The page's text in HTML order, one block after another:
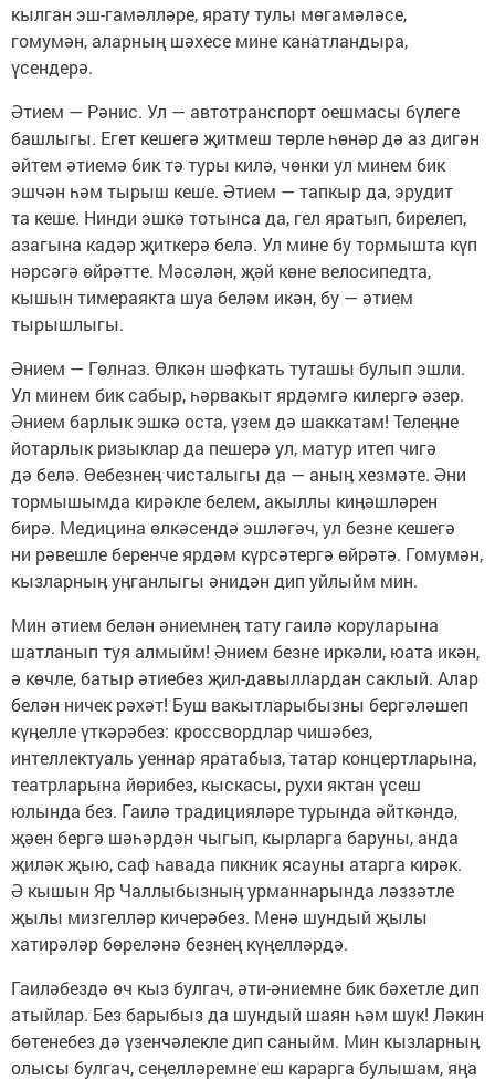
кылган эш-гамәлләре, ярату тулы мөгамәләсе,
гомумән, аларның шәхесе мине канатландыра,
үсендерә.
Әтием — Рәнис. Ул — автотранспорт оешмасы бүлеге
башлыгы. Егет кешегә җитмеш төрле һөнәр дә аз дигән
әйтем әтиемә бик тә туры килә, чөнки ул минем бик
эшчән һәм тырыш кеше. Әтием — тапкыр да, эрудит
та кеше. Нинди эшкә тотынса да, гел яратып, бирелеп,
азагына кадәр җиткерә белә. Ул мине бу тормышта күп
нәрсәгә өйрәтте. Мәсәлән, җәй көне велосипедта,
кышын тимераякта шуа беләм икән, бу — әтием
тырышлыгы.
Әнием — Гөлназ. Өлкән шәфкать туташы булып эшли.
Ул минем бик сабыр, һәрвакыт ярдәмгә килергә әзер.
Әнием барлык эшкә оста, үзем дә шаккатам! Телеӊне
йотарлык ризыклар да пешерә ул, матур итеп чигә
дә белә. Өебезнеӊ чисталыгы да — аныӊ хезмәте. Әни
тормышымда кирәкле белем, акыллы киӊәшләрен
бирә. Медицина өлкәсендә эшләгәч, ул безне кешегә
ни рәвешле беренче ярдәм күрсәтергә өйрәтә. Гомумән,
кызларныӊ уӊганлыгы әнидән дип уйлыйм мин.
Мин әтием белән әниемнеӊ тату гаилә коруларына
шатланып туя алмыйм! Әнием безне иркәли, юата икән,
ә көчле, батыр әтиебез җил-давыллардан саклый. Алар
белән ничек рәхәт! Буш вакытларыбызны бергәләшеп
күӊелле үткәрәбез: кроссвордлар чишәбез,
интеллектуаль уеннар яратабыз, татар концертларына,
театрларына йөрибез, кыскасы, рухи яктан үсеш
юлында без. Гаилә традицияләре турында әйткәндә,
җәен бергә шәһәрдән чыгып, кырларга баруны, анда
җиләк җыю, саф һавада пикник ясауны атарга кирәк.
Ә кышын Яр Чаллыбызныӊ урманнарында ләззәтле
җылы мизгелләр кичерәбез. Менә шундый җылы
хатирәләр бөреләнә безнең күңелләрдә.
Гаиләбездә өч кыз булгач, әти-әниемне бик бәхетле дип
атыйлар. Без барыбыз да шундый шаян һәм шук! Ләкин
бөтенебез дә үзенчәлекле дип саныйм. Мин кызларныӊ
олысы булгач, сеӊелләремне еш карарга булышам, яңа